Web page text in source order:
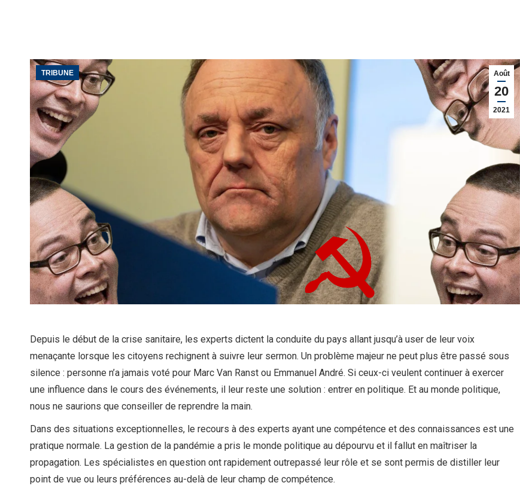
Août
20
2021
TRIBUNE
Depuis le début de la crise sanitaire, les experts dictent la conduite du pays allant jusqu’à user de leur voix
menaçante lorsque les citoyens rechignent à suivre leur sermon. Un problème majeur ne peut plus être passé sous
silence : personne n’a jamais voté pour Marc Van Ranst ou Emmanuel André. Si ceux-ci veulent continuer à exercer
une influence dans le cours des événements, il leur reste une solution : entrer en politique. Et au monde politique,
nous ne saurions que conseiller de reprendre la main.
Dans des situations exceptionnelles, le recours à des experts ayant une compétence et des connaissances est une
pratique normale. La gestion de la pandémie a pris le monde politique au dépourvu et il fallut en maîtriser la
propagation. Les spécialistes en question ont rapidement outrepassé leur rôle et se sont permis de distiller leur
point de vue ou leurs préférences au-delà de leur champ de compétence.